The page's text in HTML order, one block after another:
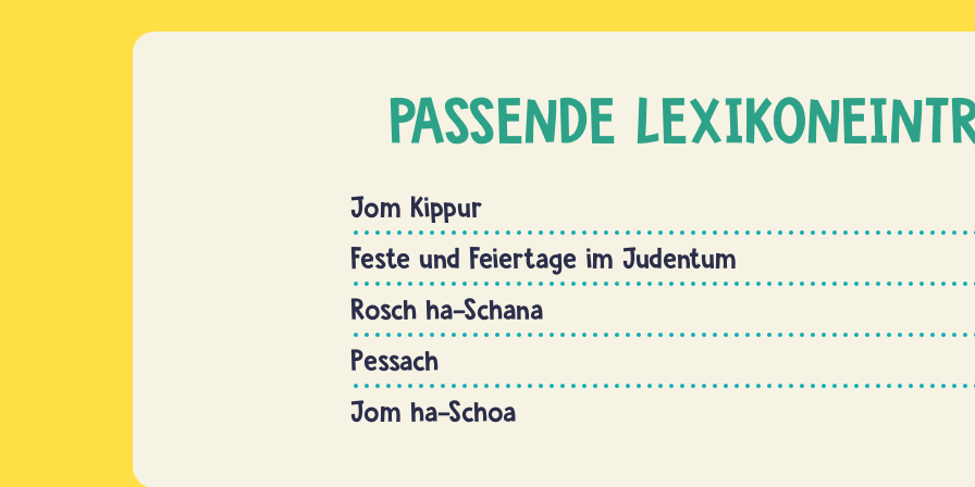
PASSENDE
Jom Kippur
Feste und Feiertage im Judentum
Rosch ha-Schana
Pessach
Jom ha-Schoa